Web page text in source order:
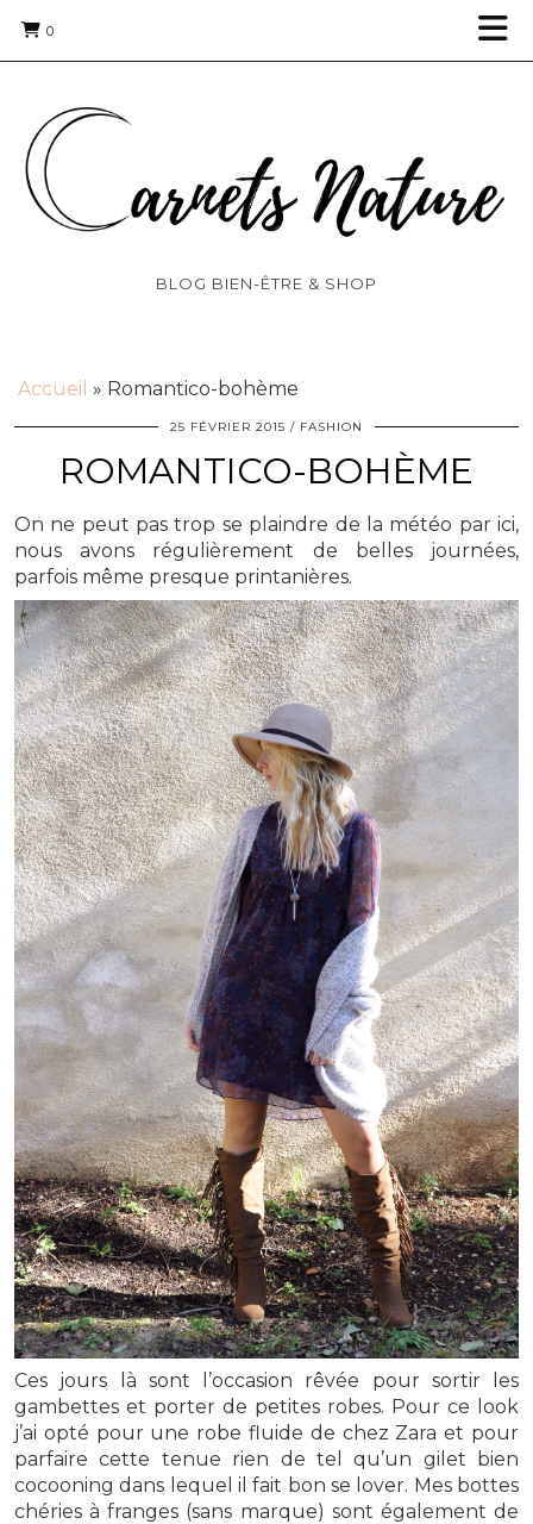
0
BLOG BIEN-ÊTRE & SHOP
Accueil » Romantico-bohème
25 FÉVRIER 2015 FASHION
ROMANTICO-BOHÈME
On ne peut pas trop se plaindre de la météo par ici,
nous avons régulièrement de belles journées,
parfois même presque printanières.
Ces jours là sont l’occasion rêvée pour sortir les
gambettes et porter de petites robes. Pour ce look
j’ai opté pour une robe fluide de chez Zara et pour
parfaire cette tenue rien de tel qu’un gilet bien
cocooning dans lequel il fait bon se lover. Mes bottes
chéries à franges (sans marque) sont également de